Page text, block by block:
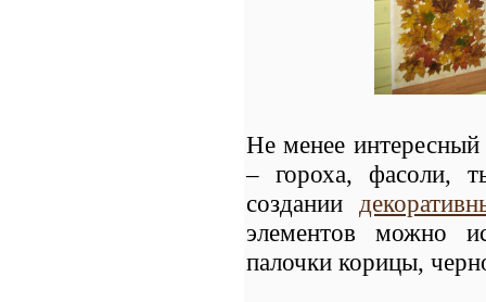
Не менее
– гороха, фасоли,
создании
элементов можно
палочки корицы,